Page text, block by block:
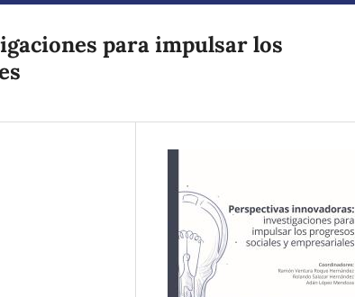
para impulsar los